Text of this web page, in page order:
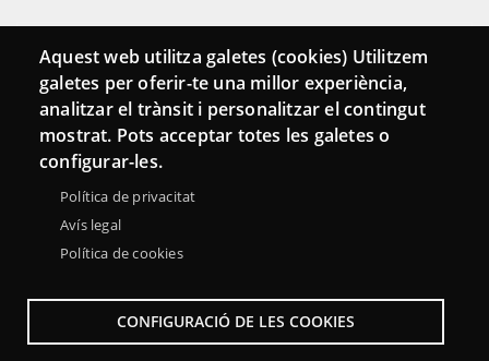
Conecta
Contacto
Hemeroteca
Aquest web utilitza galetes (cookies) Utilitzem
galetes per oferir-te una millor experiència,
analitzar el trànsit i personalitzar el contingut
mostrat. Pots acceptar totes les galetes o
configurar-les.
Política de privacitat
Avís legal
Política de cookies
CONFIGURACIÓ DE LES COOKIES